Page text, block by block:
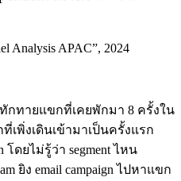
Analysis APAC”, 2024
ทักทายแขกที่เคยพักมา 8 ครั้งใน
เพิ่งเดินเข้ามาเป็นครั้งแรก
โดยไม่รู้ว่า segment ไหน
ยิง email campaign ไปหาแขก